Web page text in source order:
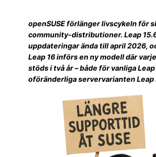
openSUSE förlänger livscykeln för
community-distributioner. Leap
uppdateringar ända till april 2026,
Leap 16 införs en ny modell där
stöds i två år – både för vanliga
oföränderliga servervarianten Leap